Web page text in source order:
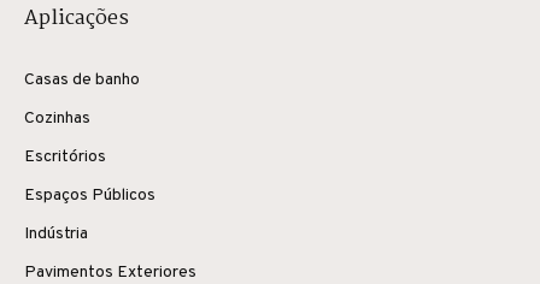
Aplicações
Casas de banho
Cozinhas
Escritórios
Espaços Públicos
Indústria
Pavimentos Exteriores